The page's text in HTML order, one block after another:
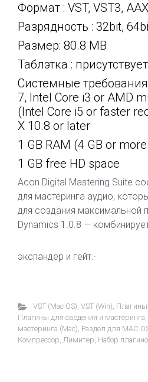
Формат : VST, VST3,
Разрядность : 32bit,
Размер: 80.8 MB
Таблэтка : присутствует
Системные
7, Intel Core i3 or AMD
(Intel Core i5 or faster
X 10.8 or later
1 GB RAM (4 GB or
1 GB free HD space
Acon Digital Mastering Suite
для мастеринга аудио,
для создания максимальной
Dynamics 1.0.8 —
экспандер и гейт.·
VST (Mac OS), VST (Win), Плагины
Плагины для сведения и мастеринга,
мастеринга (Mac), Раздел для MAC
Компрессор, Лимитер, Набор